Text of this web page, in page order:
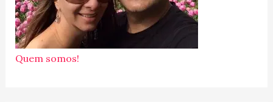
Quem somos!